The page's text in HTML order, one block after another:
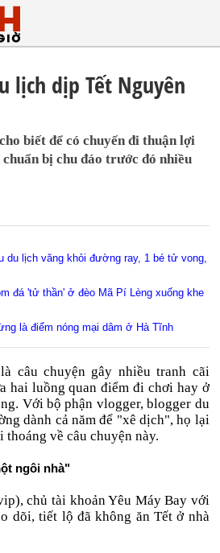
lịch dịp Tết Nguyên
biết để có chuyến đi thuận lợi
bị chu đáo trước đó nhiều
du lịch văng khỏi đường ray, 1 bé tử vong,
đá 'tử thần' ở đèo Mã Pí Lèng xuống khe
là điểm nóng mại dâm ở Hà Tĩnh
câu chuyện gây nhiều tranh cãi
hai luồng quan điểm đi chơi hay ở
Với bộ phận vlogger, blogger du
dành cả năm để "xê dịch", họ lại
thoáng về câu chuyện này.
ngôi nhà"
chủ tài khoản Yêu Máy Bay với
dõi, tiết lộ đã không ăn Tết ở nhà